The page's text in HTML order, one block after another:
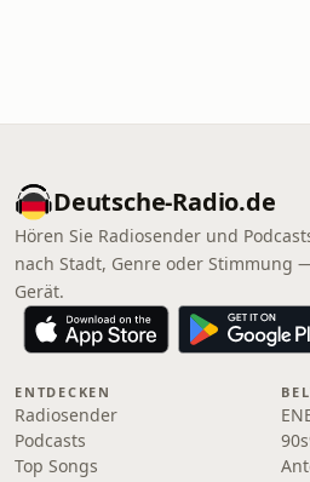
Deutsche-Radio.de
Hören Sie Radiosender und
nach Stadt, Genre oder Stimmung
Gerät.
ENTDECKEN
Radiosender
Podcasts
Top Songs